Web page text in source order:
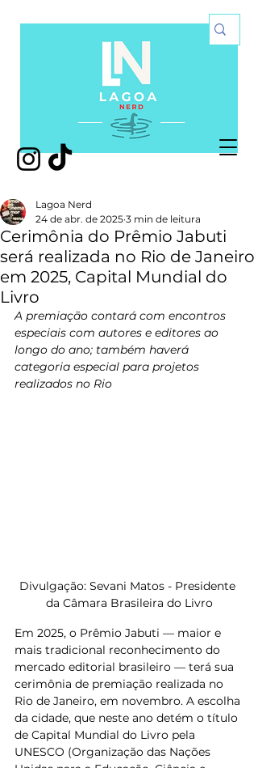
Cerimônia do Prêmio Jabuti
será realizada no Rio de Janeiro
em 2025, Capital Mundial do
Livro
Lagoa Nerd
24 de abr. de 2025 3 min de leitura
A premiação contará com encontros
especiais com autores e editores ao
longo do ano; também haverá
categoria especial para projetos
realizados no Rio
Divulgação: Sevani Matos - Presidente
da Câmara Brasileira do Livro
Em 2025, o Prêmio Jabuti — maior e
mais tradicional reconhecimento do
mercado editorial brasileiro — terá sua
cerimônia de premiação realizada no
Rio de Janeiro, em novembro. A escolha
da cidade, que neste ano detém o título
de Capital Mundial do Livro pela
UNESCO (Organização das Nações